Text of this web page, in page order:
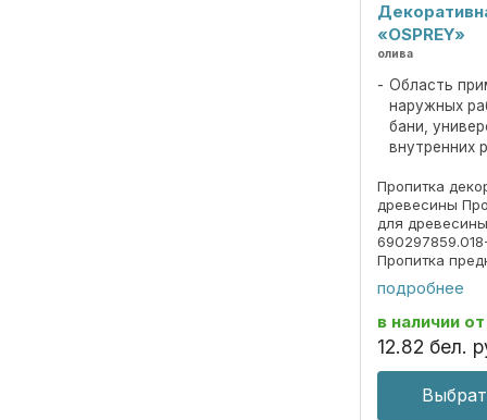
«OSPREY»
олива
Область
наружных
бани,
внутренних
Пропитка
древесины
для
Пропитка
под ценные
подробнее
в наличии от
12.82 бел.